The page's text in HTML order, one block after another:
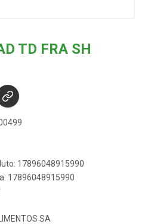
TD FRA SH
17896048915990
17896048915990
SA